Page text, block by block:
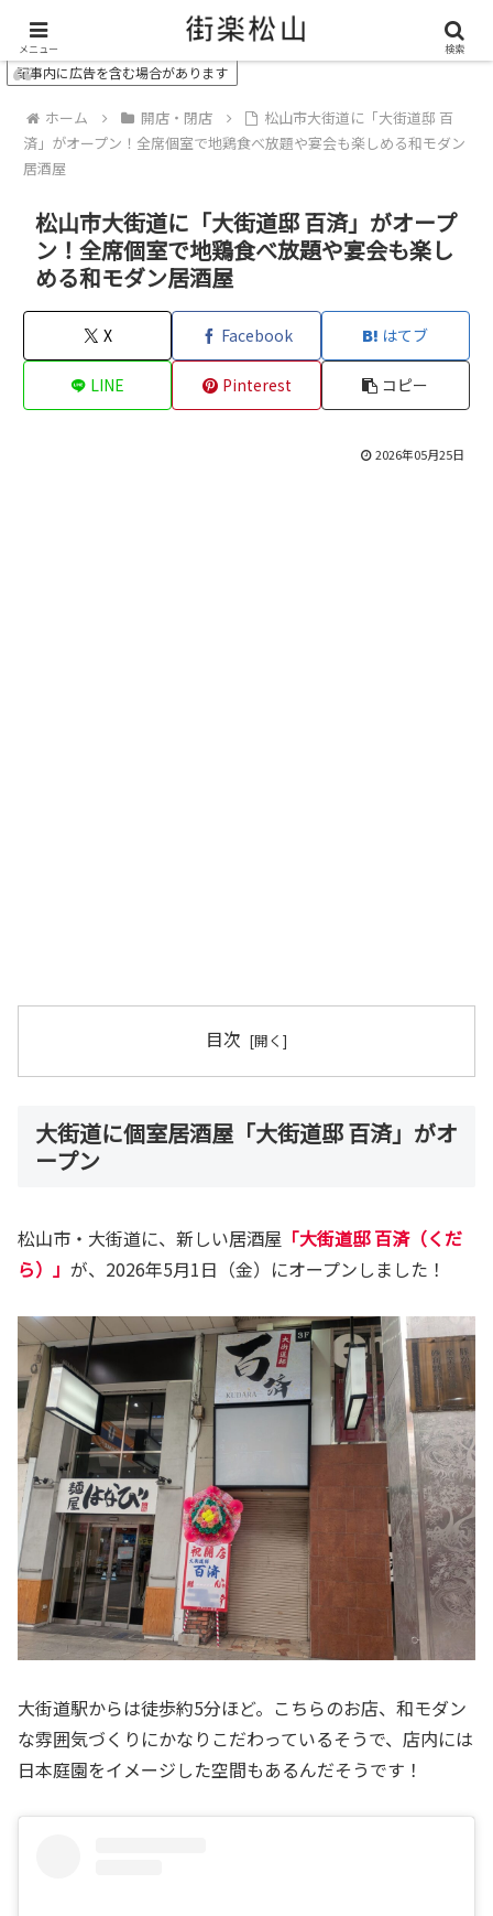
＼ 松山の街を“オモシロク”する地域情報メディア ／
記事内に広告を含む場合があります
ホーム 開店・閉店
松山市大街道に「大街道邸 百
済」がオープン！全席個室で地鶏食べ放題や宴会も楽しめる和モダン
居酒屋
松山市大街道に「大街道邸 百済」がオープ
ン！全席個室で地鶏食べ放題や宴会も楽し
める和モダン居酒屋
X Facebook はてブ
LINE Pinterest コピー
2026年05月25日
目次
大街道に個室居酒屋「大街道邸 百済」がオ
ープン
松山市・大街道に、新しい居酒屋 「大街道邸 百済（くだ
ら）」 が、2026年5月1日（金）にオープンしました！
大街道駅からは徒歩約5分ほど。こちらのお店、和モダン
な雰囲気づくりにかなりこだわっているそうで、店内には
日本庭園をイメージした空間もあるんだそうです！
メニュー 検索